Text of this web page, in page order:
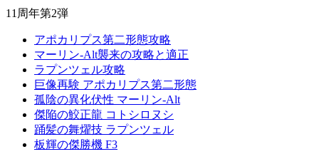
11周年第2弾
アポカリプス第二形態攻略
マーリン-Alt襲来の攻略と適正
ラプンツェル攻略
巨像再験 アポカリプス第二形態
孤陰の異化伏性 マーリン-Alt
傑陥の鮫正龍 コトシロヌシ
踊髪の舞燿技 ラプンツェル
板輝の傑勝機 F3